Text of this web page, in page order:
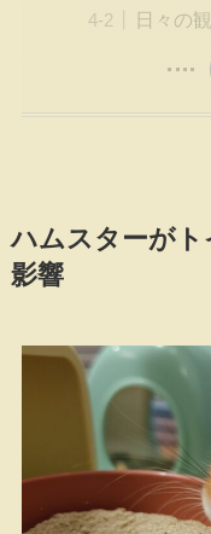
日々の
ハムスターがト
影響